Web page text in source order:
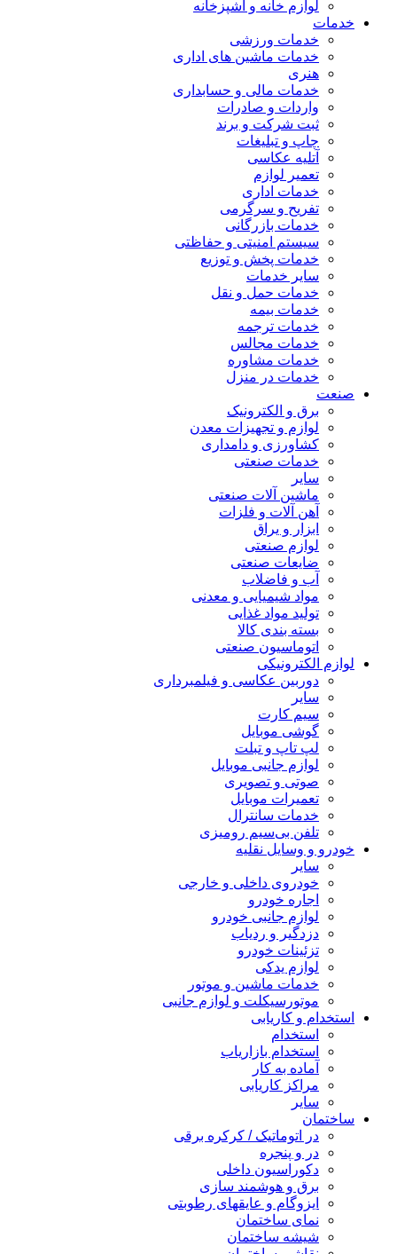
لوازم خانه و آشپزخانه
خدمات
خدمات ورزشی
خدمات ماشین های اداری
هنری
خدمات مالی و حسابداری
واردات و صادرات
ثبت شرکت و برند
چاپ و تبلیغات
آتلیه عکاسی
تعمیر لوازم
خدمات اداری
تفریح و سرگرمی
خدمات بازرگانی
سیستم امنیتی و حفاظتی
خدمات پخش و توزیع
سایر خدمات
خدمات حمل و نقل
خدمات بیمه
خدمات ترجمه
خدمات مجالس
خدمات مشاوره
خدمات در منزل
صنعت
برق و الکترونیک
لوازم و تجهیزات معدن
کشاورزی و دامداری
خدمات صنعتی
سایر
ماشین آلات صنعتی
آهن آلات و فلزات
ابزار و یراق
لوازم صنعتی
ضایعات صنعتی
آب و فاضلاب
مواد شیمیایی و معدنی
تولید مواد غذایی
بسته بندی کالا
اتوماسیون صنعتی
لوازم الکترونیکی
دوربین عکاسی و فیلمبرداری
سایر
سیم کارت
گوشی موبایل
لپ تاپ و تبلت
لوازم جانبی موبایل
صوتی و تصویری
تعمیرات موبایل
خدمات سانترال
تلفن بی‌سیم رومیزی
خودرو و وسایل نقلیه
سایر
خودروی داخلی و خارجی
اجاره خودرو
لوازم جانبی خودرو
دزدگیر و ردیاب
تزئینات خودرو
لوازم یدکی
خدمات ماشین و موتور
موتورسیکلت و لوازم جانبی
استخدام و کاریابی
استخدام
استخدام بازاریاب
آماده به کار
مراکز کاریابی
سایر
ساختمان
در اتوماتیک / کرکره برقی
در و پنجره
دکوراسیون داخلی
برق و هوشمند سازی
ایزوگام و عایقهای رطوبتی
نمای ساختمان
شیشه ساختمان